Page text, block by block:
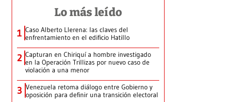
Lo más leído
1 Caso Alberto Llerena: las claves del
enfrentamiento en el edificio Hatillo
2 Capturan en Chiriquí a hombre investigado
en la Operación Trillizas por nuevo caso de
violación a una menor
3 Venezuela retoma diálogo entre Gobierno y
oposición para definir una transición electoral